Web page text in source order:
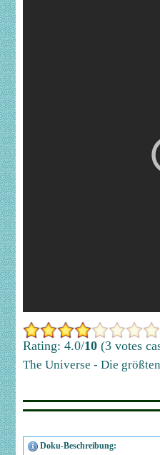
Rating: 4.0/10 (3 votes
The Universe - Die
Doku-Beschreibung: